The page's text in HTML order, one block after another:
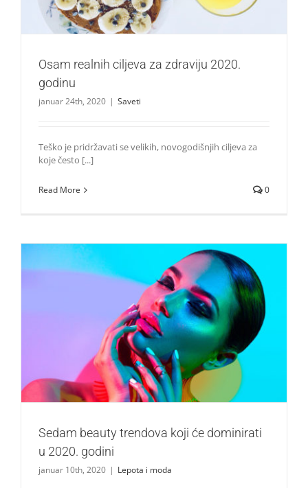
Osam realnih ciljeva za zdraviju 2020.
godinu
januar 24th, 2020 | Saveti
Teško je pridržavati se velikih, novogodišnjih ciljeva za
koje često [...]
Read More 0
Sedam beauty trendova koji će dominirati u 2020. godini
Lepota i moda
Sedam beauty trendova koji će dominirati
u 2020. godini
januar 10th, 2020 | Lepota i moda